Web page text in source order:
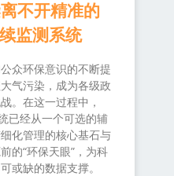
不开精准的
监测系统
众环保意识的不断提
气污染，成为各级政
。在这一过程中，
已经从一个可选的辅
化管理的核心基石与
的“环保天眼”，为科
或缺的数据支撑。